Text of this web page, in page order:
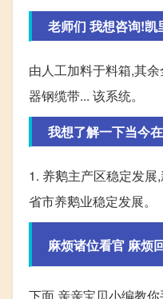
老师们 我想咨询!凯
由人工加料于料箱,其
器钢缆带... 该系统。
我想了解一下当今
1. 养鹅主产区稳定发
省市养鹅业稳定发展。
麻烦诸位看官 麻烦
下面,亲亲宝贝小编教